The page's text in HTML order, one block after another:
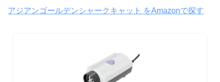
アジアンゴールデンシャークキャット をAmazonで探す